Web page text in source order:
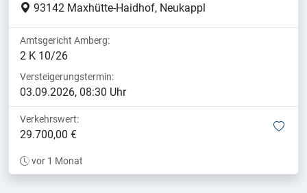
93142 Maxhütte-Haidhof, Neukappl
Amtsgericht Amberg:
2 K 10/26
Versteigerungstermin:
03.09.2026, 08:30 Uhr
Verkehrswert:
29.700,00 €
vor 1 Monat